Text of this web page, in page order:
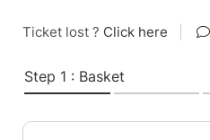
Ticket lost ? Click here
Step 1 : Basket